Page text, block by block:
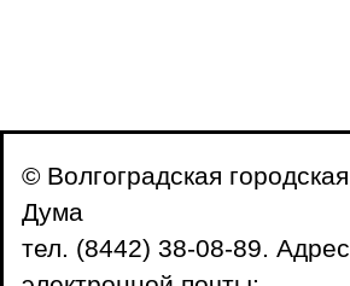
© Волгоградская городская
Дума
тел. (8442) 38-08-89. Адрес